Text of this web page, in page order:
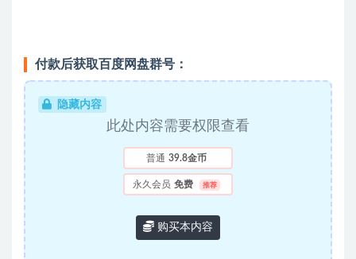
付款后获取百度网盘群号：
隐藏内容
此处内容需要权限查看
普通 39.8金币
永久会员 免费 推荐
购买本内容